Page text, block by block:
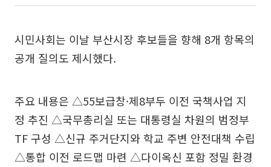
시민사회는 이날 부산시장 후보들을 향해 8개 항목의
공개 질의도 제시했다.
주요 내용은 △55보급창·제8부두 이전 국책사업 지
정 추진 △국무총리실 또는 대통령실 차원의 범정부
TF 구성 △신규 주거단지와 학교 주변 안전대책 수립
△통합 이전 로드맵 마련 △다이옥신 포함 정밀 환경